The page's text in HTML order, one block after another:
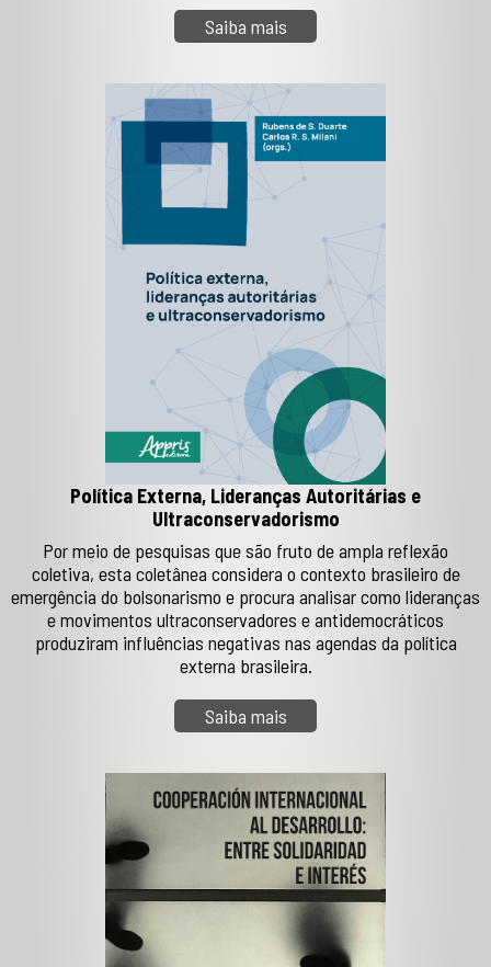
Saiba mais
Política Externa, Lideranças Autoritárias e
Ultraconservadorismo
Por meio de pesquisas que são fruto de ampla reflexão
coletiva, esta coletânea considera o contexto brasileiro de
emergência do bolsonarismo e procura analisar como lideranças
e movimentos ultraconservadores e antidemocráticos
produziram influências negativas nas agendas da política
externa brasileira.
Saiba mais